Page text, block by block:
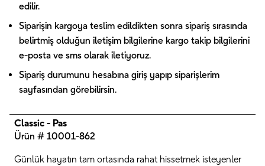
edilir.
Siparişin kargoya teslim edildikten sonra sipariş sırasında
belirtmiş olduğun iletişim bilgilerine kargo takip bilgilerini
e-posta ve sms olarak iletiyoruz.
Sipariş durumunu hesabına giriş yapıp siparişlerim
sayfasından görebilirsin.
Classic - Pas
Ürün # 10001-862
Günlük hayatın tam ortasında rahat hissetmek isteyenler